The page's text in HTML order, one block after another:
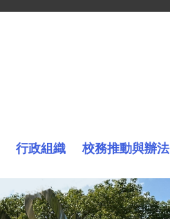
行政組織 校務推動與辦法